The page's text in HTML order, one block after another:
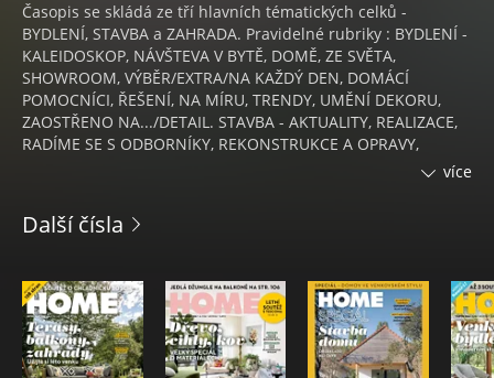
Časopis se skládá ze tří hlavních tématických celků -
BYDLENÍ, STAVBA a ZAHRADA. Pravidelné rubriky : BYDLENÍ -
KALEIDOSKOP, NÁVŠTEVA V BYTĚ, DOMĚ, ZE SVĚTA,
SHOWROOM, VÝBĚR/EXTRA/NA KAŽDÝ DEN, DOMÁCÍ
POMOCNÍCI, ŘEŠENÍ, NA MÍRU, TRENDY, UMĚNÍ DEKORU,
ZAOSTŘENO NA.../DETAIL. STAVBA - AKTUALITY, REALIZACE,
RADÍME SE S ODBORNÍKY, REKONSTRUKCE A OPRAVY,
POSTŘEHY, EKOLOGICKÉ A ENERGETICKY ÚSPORNÉ BYDLENÍ,
DOMOVA. ZAHRADA - MĚSÍC V ZAHRADĚ, NÉVŠTEVA V
ZAHRADY, ZAHRADNÍ TECHNIKA A NÁŘADÍ, RELAX.
více
Další čísla